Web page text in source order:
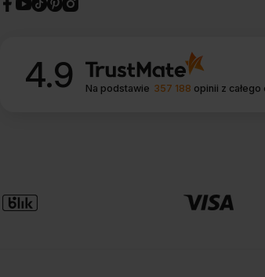
4.9 Na podstawie 357 188 opinii z